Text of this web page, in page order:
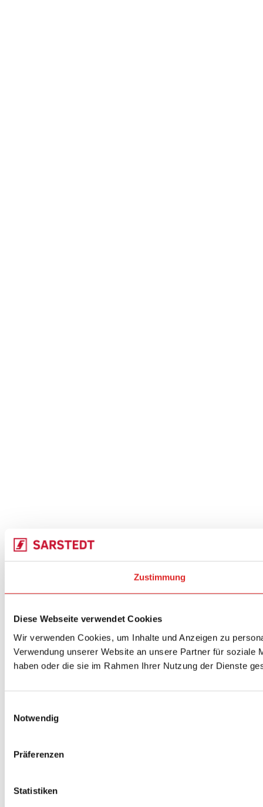
Zustimmung
Diese Webseite verwendet Cookies
Wir verwenden Cookies, um Inhalte und Anzeigen zu
Verwendung unserer Website an unsere Partner für soziale
haben oder die sie im Rahmen Ihrer Nutzung der Dienste
Notwendig
Präferenzen
Statistiken